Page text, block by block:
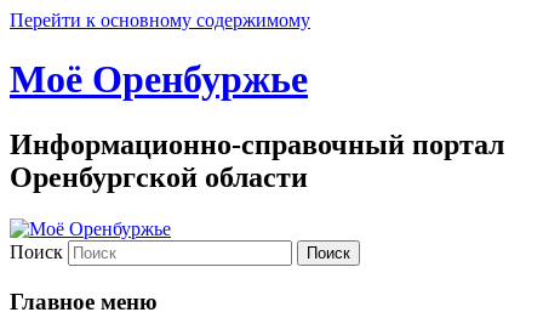
Перейти к основному содержимому
Моё Оренбуржье
Информационно-справочный портал
Оренбургской области
Поиск
Главное меню